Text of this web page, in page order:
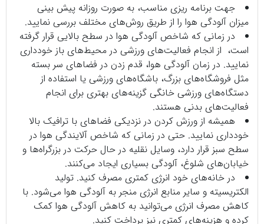
جهت برنامه ریزی مناسب، به صورت روزانه پیش بینی
میزان آلودگی هوا را از طریق روش‌های مختلف بررسی نمایید.
در زمانی که شاخص آلودگی هوا در سطح بالایی قرار گرفته
است، از انجام فعالیت‌های ورزشی در محیط‌های باز خودداری
نمایید. در زمان آلودگی هوا، قدم زدن در فضاهای سر بسته
مثل فروشگاه‌های بزرگ، باشگاه‌های ورزشی یا استفاده از
دستگاه‌های ورزشی خانگی گزینه‌های بهتری برای انجام
فعالیت‌های بدنی هستند.
همیشه از ورزش کردن در نزدیکی فضاهای با ترافیک بالا
خودداری نمایید. حتی در زمانی که شاخص آلایندگی هوا در
سطح سبز قرار دارد، وسایل نقلیه در حال حرکت در بزرگراه‌ها و
خیابان‌های شلوغ، آلودگی بسیاری ایجاد می‌کنند.
در خانه‌های خود انرژی کمتری مصرف کنید. تولید
الکتریسیته و سایر منابع انرژی منجر به آلودگی هوا می‌شود. با
کاهش مصرف انرژی می‌توانید به کاهش آلودگی هوا کمک
کرده و هزینه‌های کمتری نیز پرداخت کنید.